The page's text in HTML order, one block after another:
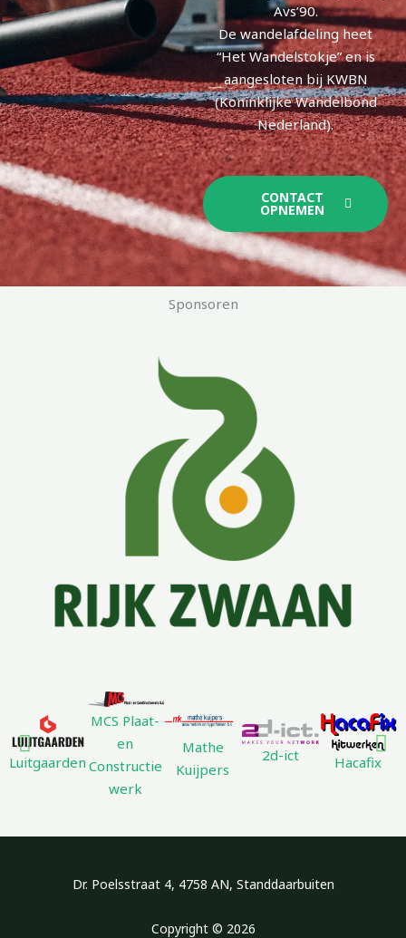
Avs’90.
De wandelafdeling heet
“Het Wandelstokje” en is
aangesloten bij KWBN
(Koninklijke Wandelbond
Nederland).
CONTACT
OPNEMEN
Sponsoren
Luitgaarden
MCS Plaat-
en
Constructie
werk
Mathe
Kuijpers
2d-ict Hacafix
Dr. Poelsstraat 4, 4758 AN, Standdaarbuiten
Copyright © 2026